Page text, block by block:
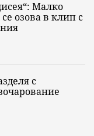
Малко
озова в клип с
с